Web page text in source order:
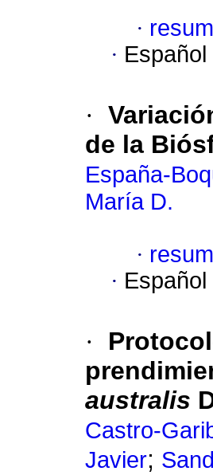
·
· Español
·
de la
España-
María D.
·
· Español
·
australis
Castro-
Javier;